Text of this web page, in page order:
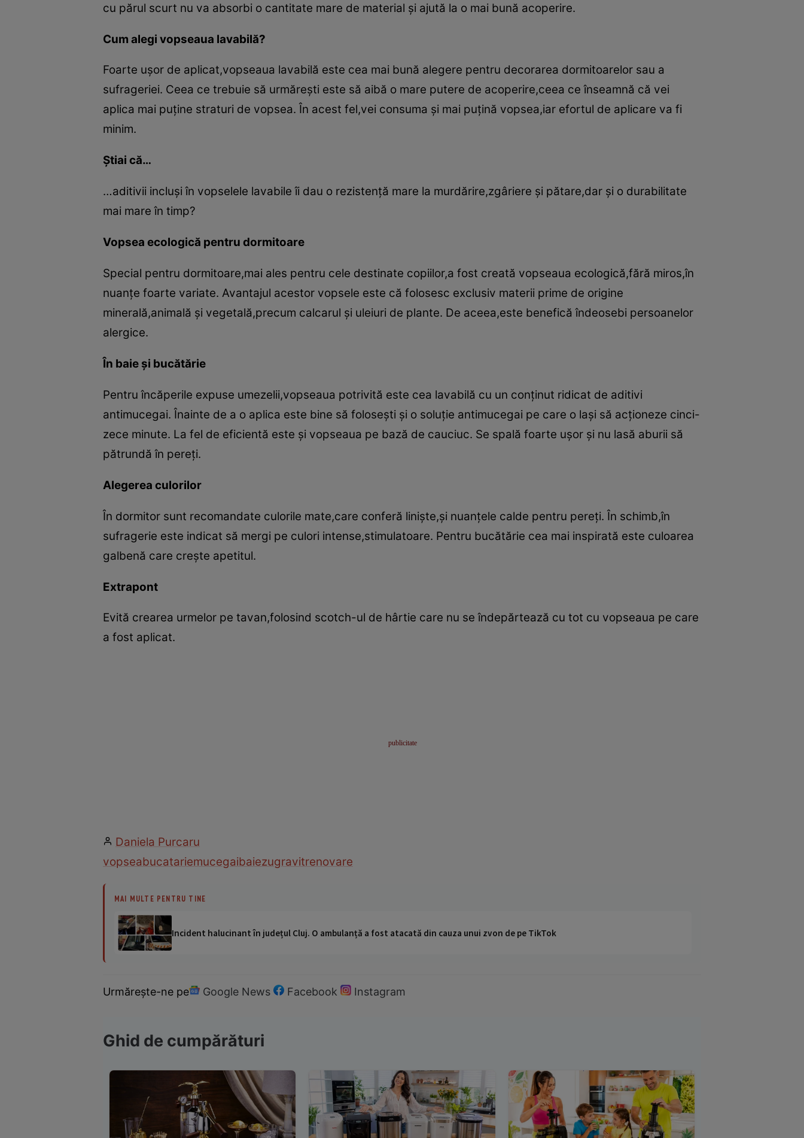
cu părul scurt nu va absorbi o cantitate mare de material şi ajută la o mai bună acoperire.
Cum alegi vopseaua lavabilă?
Foarte uşor de aplicat,vopseaua lavabilă este cea mai bună alegere pentru decorarea dormitoarelor sau a
sufrageriei. Ceea ce trebuie să urmăreşti este să aibă o mare putere de acoperire,ceea ce înseamnă că vei
aplica mai puţine straturi de vopsea. În acest fel,vei consuma şi mai puţină vopsea,iar efortul de aplicare va fi
minim.
Ştiai că…
…aditivii incluşi în vopselele lavabile îi dau o rezistenţă mare la murdărire,zgâriere şi pătare,dar şi o durabilitate
mai mare în timp?
Vopsea ecologică pentru dormitoare
Special pentru dormitoare,mai ales pentru cele destinate copiilor,a fost creată vopseaua ecologică,fără miros,în
nuanţe foarte variate. Avantajul acestor vopsele este că folosesc exclusiv materii prime de origine
minerală,animală şi vegetală,precum calcarul şi uleiuri de plante. De aceea,este benefică îndeosebi persoanelor
alergice.
În baie şi bucătărie
Pentru încăperile expuse umezelii,vopseaua potrivită este cea lavabilă cu un conţinut ridicat de aditivi
antimucegai. Înainte de a o aplica este bine să foloseşti şi o soluţie antimucegai pe care o laşi să acţioneze cinci-
zece minute. La fel de eficientă este şi vopseaua pe bază de cauciuc. Se spală foarte uşor şi nu lasă aburii să
pătrundă în pereţi.
Alegerea culorilor
În dormitor sunt recomandate culorile mate,care conferă linişte,şi nuanţele calde pentru pereţi. În schimb,în
sufragerie este indicat să mergi pe culori intense,stimulatoare. Pentru bucătărie cea mai inspirată este culoarea
galbenă care creşte apetitul.
Extrapont
Evită crearea urmelor pe tavan,folosind scotch-ul de hârtie care nu se îndepărtează cu tot cu vopseaua pe care
a fost aplicat.
Daniela Purcaru
vopseabucatariemucegaibaiezugravitrenovare
MAI MULTE PENTRU TINE
Incident halucinant în județul Cluj. O ambulanță a fost atacată din cauza unui zvon de pe TikTok
Urmărește-ne pe Google News Facebook Instagram
Ghid de cumpărături